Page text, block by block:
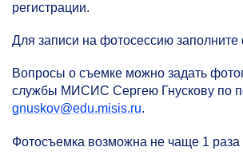
регистрации.
Для записи на фотосессию
Вопросы о съемке можно задать
службы МИСИС Сергею Гнускову по
gnuskov@edu.misis.ru.
Фотосъемка возможна не чаще 1 раза